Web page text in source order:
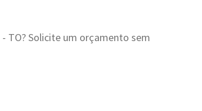
TO? Solicite um orçamento sem